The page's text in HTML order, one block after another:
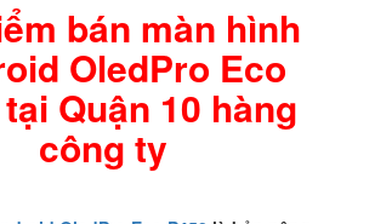
bán màn hình
OledPro Eco
Quận 10 hàng
công ty